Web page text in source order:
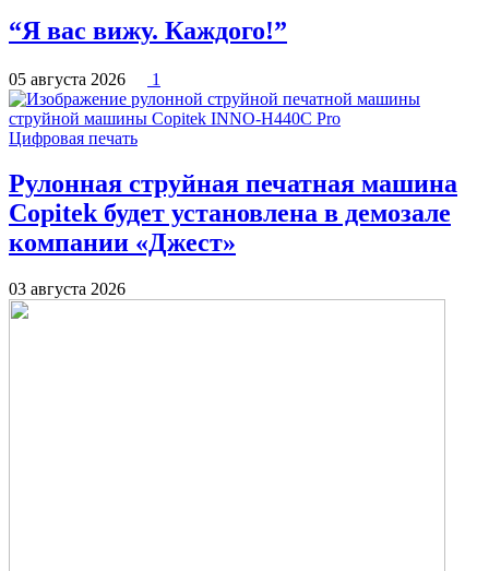
“Я вас вижу. Каждого!”
05 августа 2026 1
Цифровая печать
Рулонная струйная печатная машина
Copitek будет установлена в демозале
компании «Джест»
03 августа 2026